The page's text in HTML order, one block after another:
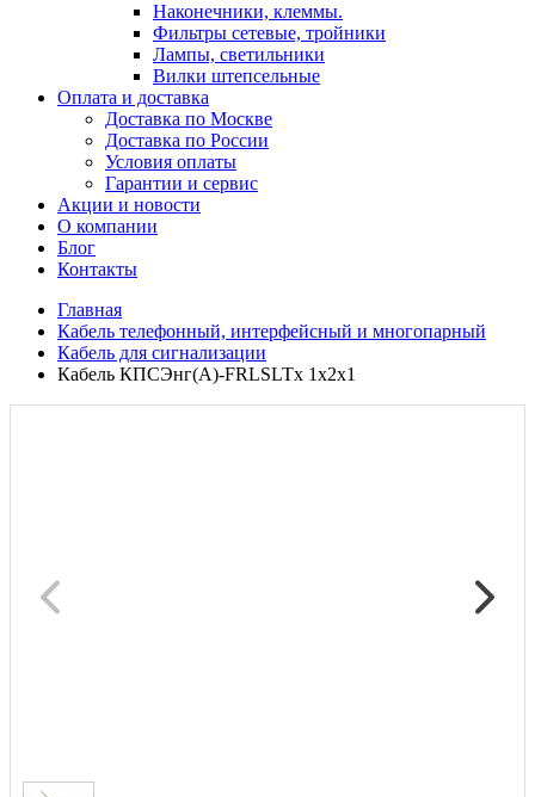
Наконечники, клеммы.
Фильтры сетевые, тройники
Лампы, светильники
Вилки штепсельные
Оплата и доставка
Доставка по Москве
Доставка по России
Условия оплаты
Гарантии и сервис
Акции и новости
О компании
Блог
Контакты
Главная
Кабель телефонный, интерфейсный и многопарный
Кабель для сигнализации
Кабель КПСЭнг(А)-FRLSLTх 1х2х1